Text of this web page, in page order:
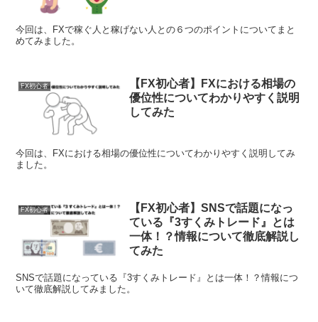
今回は、FXで稼ぐ人と稼げない人との６つのポイントについてまと
めてみました。
FX初心者
【FX初心者】FXにおける相場の
優位性についてわかりやすく説明
してみた
今回は、FXにおける相場の優位性についてわかりやすく説明してみ
ました。
FX初心者
【FX初心者】SNSで話題になっ
ている『3すくみトレード』とは
一体！？情報について徹底解説し
てみた
SNSで話題になっている『3すくみトレード』とは一体！？情報につ
いて徹底解説してみました。